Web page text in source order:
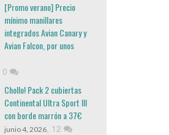
[Promo verano] Precio
mínimo manillares
integrados Avian Canary y
Avian Falcon, por unos
0
Chollo! Pack 2 cubiertas
Continental Ultra Sport III
con borde marrón a 37€
junio 4, 2026, 12